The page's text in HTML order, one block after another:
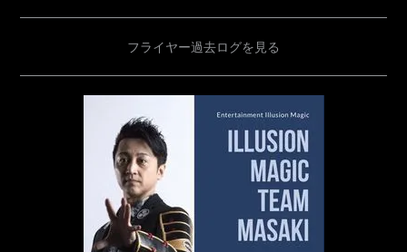
フライヤー過去ログを見る